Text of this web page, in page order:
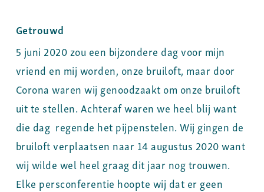
Getrouwd
5 juni 2020 zou een bijzondere dag voor mijn
vriend en mij worden, onze bruiloft, maar door
Corona waren wij genoodzaakt om onze bruiloft
uit te stellen. Achteraf waren we heel blij want
die dag regende het pijpenstelen. Wij gingen de
bruiloft verplaatsen naar 14 augustus 2020 want
wij wilde wel heel graag dit jaar nog trouwen.
Elke persconferentie hoopte wij dat er geen